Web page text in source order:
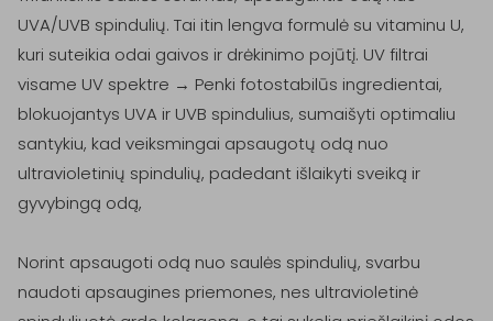
UVA/UVB spindulių. Tai itin lengva formulė su vitaminu U,
kuri suteikia odai gaivos ir drėkinimo pojūtį. UV filtrai
visame UV spektre → Penki fotostabilūs ingredientai,
blokuojantys UVA ir UVB spindulius, sumaišyti optimaliu
santykiu, kad veiksmingai apsaugotų odą nuo
ultravioletinių spindulių, padedant išlaikyti sveiką ir
gyvybingą odą,
Norint apsaugoti odą nuo saulės spindulių, svarbu
naudoti apsaugines priemones, nes ultravioletinė